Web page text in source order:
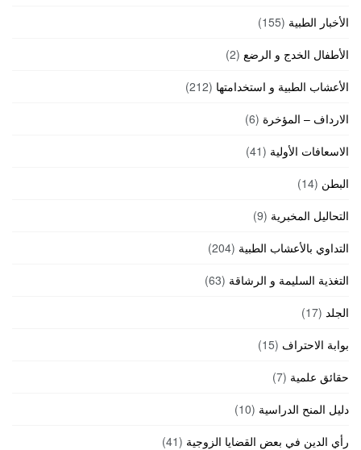
الأخبار الطبية (155)
الأطفال الخدج و الرضع (2)
الأعشاب الطبية و استخدامتها (212)
الارداف – المؤخرة (6)
الاسعافات الأولية (41)
البطن (14)
التحاليل المخبرية (9)
التداوي بالأعشاب الطبية (204)
التغذية السليمة و الرشاقة (63)
الجلد (17)
بوابة الاحتراف (15)
حقائق علمية (7)
دليل المنح الدراسية (10)
رأي الدين في بعض القضايا الزوجية (41)